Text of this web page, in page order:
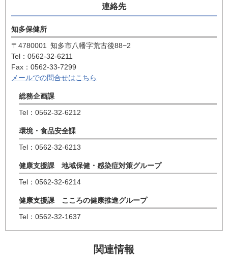
連絡先
知多保健所
〒4780001
知多市八幡字荒古後88−2
Tel：0562-32-6211
Fax：0562-33-7299
メールでの問合せはこちら
総務企画課
Tel：0562-32-6212
環境・食品安全課
Tel：0562-32-6213
健康支援課 地域保健・感染症対策グループ
Tel：0562-32-6214
健康支援課 こころの健康推進グループ
Tel：0562-32-1637
関連情報